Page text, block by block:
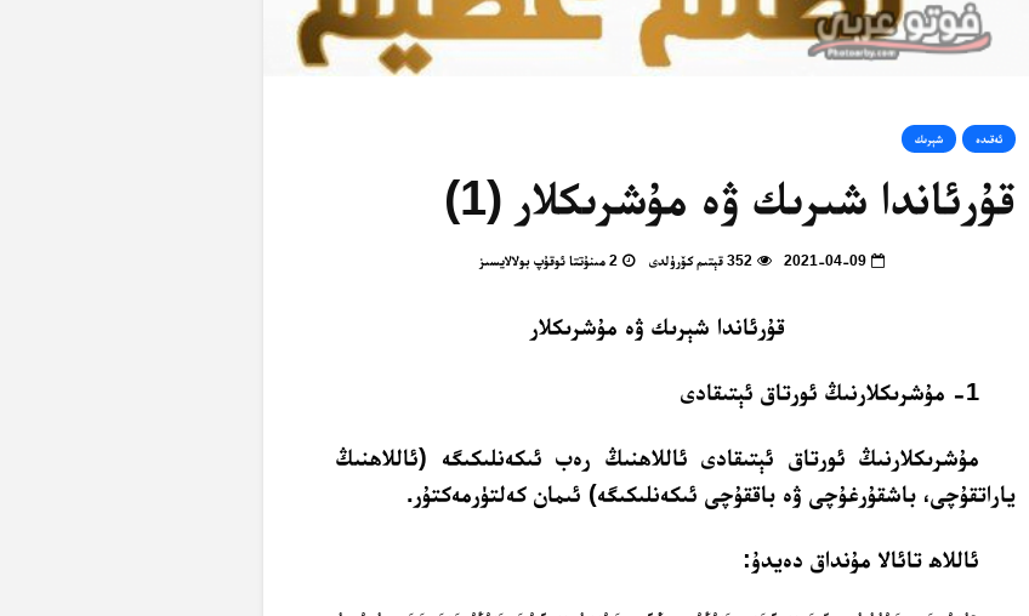
ئەقىدە شېرىك
قۇرئاندا شىرىك ۋە مۇشرىكلار (1)
2021-04-09 352 قېتىم كۆرۈلدى 2 مىنۇتتا ئوقۇپ بولالايسىز
قۇرئاندا شېرىك ۋە مۇشرىكلار
1- مۇشرىكلارنىڭ ئورتاق ئېتىقادى
مۇشرىكلارنىڭ ئورتاق ئېتىقادى ئاللاھنىڭ رەب ئىكەنلىكىگە (ئاللاھنىڭ
ياراتقۇچى، باشقۇرغۇچى ۋە باققۇچى ئىكەنلىكىگە) ئىمان كەلتۈرمەكتۇر.
ئاللاھ تائالا مۇنداق دەيدۇ: